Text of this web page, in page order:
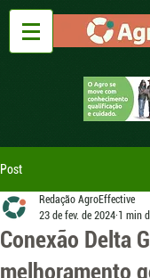
Post
Conexão Delta
melhoramento
Redação AgroEffective
23 de fev. de 2024 1 min